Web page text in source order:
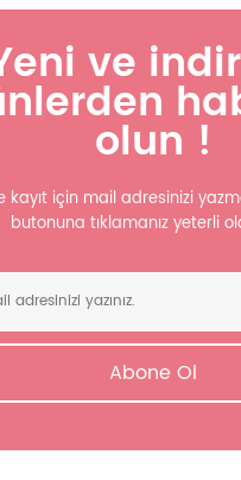
ve
olun !
kayıt için mail adresinizi
butonuna tıklamanız yeterli
Abone Ol